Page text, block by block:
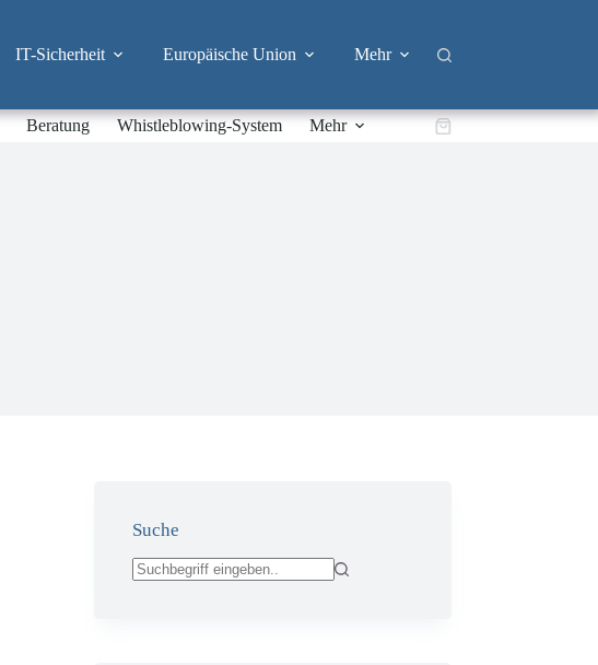
IT-Sicherheit Europäische Union Mehr
Beratung Whistleblowing-System Mehr Warenkorb
Suche